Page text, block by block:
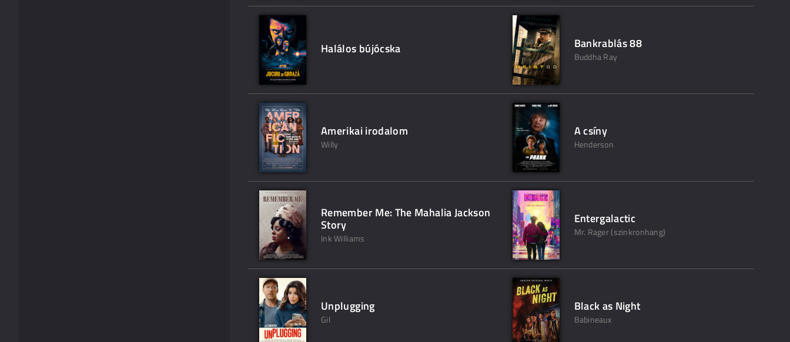
Halálos bújócska Bankrablás 88
Buddha Ray
Amerikai irodalom
Willy
A csíny
Henderson
Remember Me: The Mahalia Jackson
Story
Ink Williams
Entergalactic
Mr. Rager (szinkronhang)
Unplugging
Gil
Black as Night
Babineaux